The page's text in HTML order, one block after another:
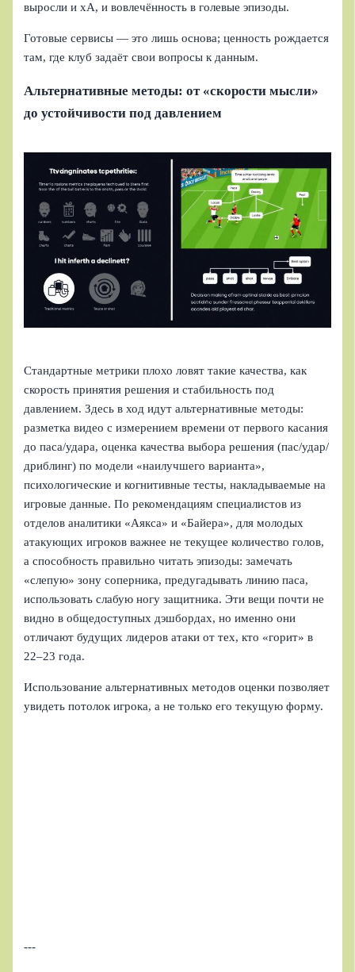
выросли и xA, и вовлечённость в голевые эпизоды.
Готовые сервисы — это лишь основа; ценность рождается
там, где клуб задаёт свои вопросы к данным.
Альтернативные методы: от «скорости мысли»
до устойчивости под давлением
Стандартные метрики плохо ловят такие качества, как
скорость принятия решения и стабильность под
давлением. Здесь в ход идут альтернативные методы:
разметка видео с измерением времени от первого касания
до паса/удара, оценка качества выбора решения (пас/удар/
дриблинг) по модели «наилучшего варианта»,
психологические и когнитивные тесты, накладываемые на
игровые данные. По рекомендациям специалистов из
отделов аналитики «Аякса» и «Байера», для молодых
атакующих игроков важнее не текущее количество голов,
а способность правильно читать эпизоды: замечать
«слепую» зону соперника, предугадывать линию паса,
использовать слабую ногу защитника. Эти вещи почти не
видно в общедоступных дэшбордах, но именно они
отличают будущих лидеров атаки от тех, кто «горит» в
22–23 года.
Использование альтернативных методов оценки позволяет
увидеть потолок игрока, а не только его текущую форму.
---